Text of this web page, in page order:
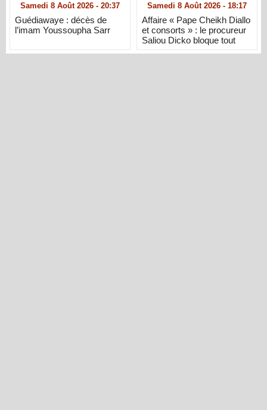
Samedi 8 Août 2026 - 20:37
Guédiawaye : décès de
l’imam Youssoupha Sarr
Samedi 8 Août 2026 - 18:17
Affaire « Pape Cheikh Diallo
et consorts » : le procureur
Saliou Dicko bloque tout